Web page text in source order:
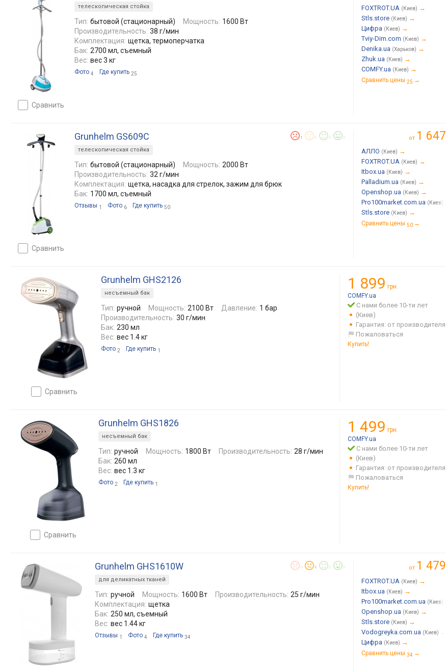
сравнить
телескопическая стойка
Тип: бытовой (стационарный) Мощность: 1600 Вт
Производительность: 38 г/мин
Комплектация: щетка, термоперчатка
Бак: 2700 мл, съемный
Вес: вес 3 кг
Фото 4 Где купить 25
FOXTROT.UA (Киев) →
Stls.store (Киев) →
Цифра (Киев) →
Tviy-Dim.com (Киев) →
Denika.ua (Харьков) →
Zhuk.ua (Киев) →
COMFY.ua (Киев) →
Сравнить цены 25 →
сравнить
Grunhelm GS609C 1
телескопическая стойка
Тип: бытовой (стационарный) Мощность: 2000 Вт
Производительность: 32 г/мин
Комплектация: щетка, насадка для стрелок, зажим для брюк
Бак: 1700 мл, съемный
Отзывы 1 Фото 6 Где купить 50
от 1 647
АЛЛО (Киев) →
FOXTROT.UA (Киев) →
Itbox.ua (Киев) →
Palladium.ua (Киев) →
Openshop.ua (Киев) →
Pro100market.com.ua (Киев)
Stls.store (Киев) →
Сравнить цены 50 →
сравнить
Grunhelm GHS2126
несъемный бак
Тип: ручной Мощность: 2100 Вт Давление: 1 бар
Производительность: 30 г/мин
Бак: 230 мл
Вес: вес 1.4 кг
Фото 2 Где купить 1
1 899 грн.
COMFY.ua
С нами более 10-ти лет
(Киев)
Гарантия: от производителя
Пожаловаться
Купить!
сравнить
Grunhelm GHS1826
несъемный бак
Тип: ручной Мощность: 1800 Вт Производительность: 28 г/мин
Бак: 260 мл
Вес: вес 1.3 кг
Фото 2 Где купить 1
1 499 грн.
COMFY.ua
С нами более 10-ти лет
(Киев)
Гарантия: от производителя
Пожаловаться
Купить!
Grunhelm GHS1610W 1
для деликатных тканей
Тип: ручной Мощность: 1600 Вт Производительность: 25 г/мин
Комплектация: щетка
Бак: 250 мл, съемный
Вес: вес 1.44 кг
Отзывы 1 Фото 4 Где купить 34
от 1 479
FOXTROT.UA (Киев) →
Itbox.ua (Киев) →
Pro100market.com.ua (Киев)
Openshop.ua (Киев) →
Stls.store (Киев) →
Vodogreyka.com.ua (Киев) →
Цифра (Киев) →
Сравнить цены 34 →